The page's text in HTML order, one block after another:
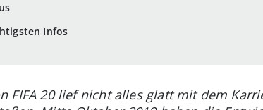
Infos
FIFA 20 lief nicht alles glatt mit dem